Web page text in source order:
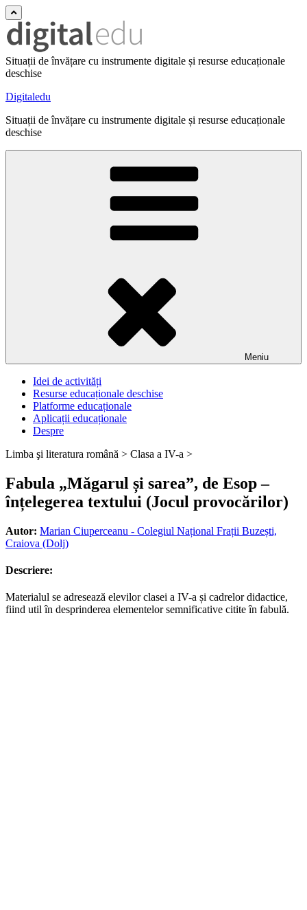
Situații de învățare cu instrumente digitale și resurse educaționale
deschise
Digitaledu
Situații de învățare cu instrumente digitale și resurse educaționale
deschise
Meniu
Idei de activități
Resurse educaționale deschise
Platforme educaționale
Aplicații educaționale
Despre
Limba şi literatura română > Clasa a IV-a >
Fabula „Măgarul și sarea”, de Esop –
înțelegerea textului (Jocul provocărilor)
Autor: Marian Ciuperceanu - Colegiul Național Frații Buzești,
Craiova (Dolj)
Descriere:
Materialul se adresează elevilor clasei a IV-a și cadrelor didactice,
fiind util în desprinderea elementelor semnificative citite în fabulă.